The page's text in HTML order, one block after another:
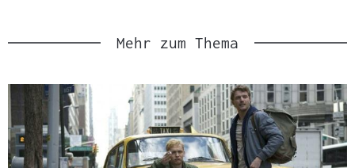
Mehr zum Thema